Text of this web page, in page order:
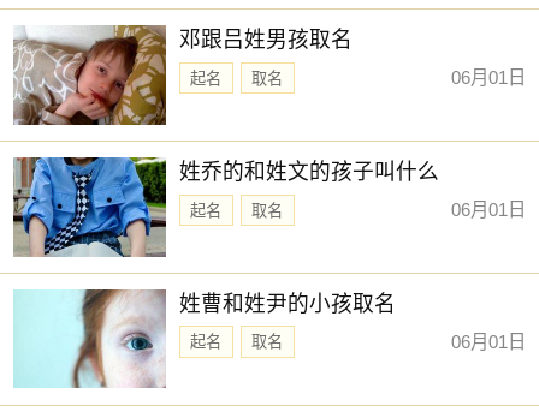
邓跟吕姓男孩取名
起名 取名 06月01日
姓乔的和姓文的孩子叫什么
起名 取名 06月01日
姓曹和姓尹的小孩取名
起名 取名 06月01日